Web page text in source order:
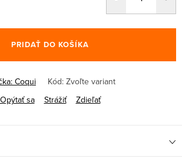
PRIDAŤ DO KOŠÍKA
Coqui Kód: Zvoľte variant
Opýtať sa
Strážiť Zdieľať